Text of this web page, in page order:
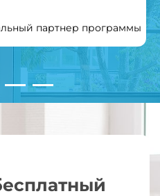
партнер программы